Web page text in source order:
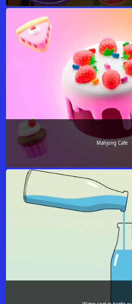
Mahjong Cafe